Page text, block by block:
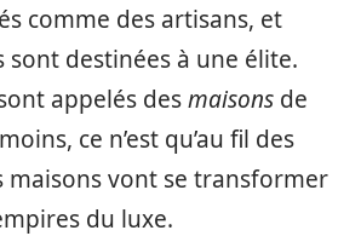
comme des artisans, et
sont destinées à une élite.
appelés desmaisons de
ce n’est qu’au fil des
maisons vont se transformer
du luxe.